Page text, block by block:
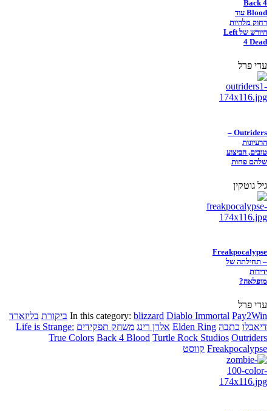
Back 4
Blood עוד
רחוק מלהיות
היורש של Left
4 Dead
עדי פרל
Outriders –
הרעיונות
טובים, הביצוע
שלהם פחות
גיל גוטקין
Freakpocalypse
– תחילתה של
ידידות
מופלאה?
עדי פרל
In this category: blizzard Diablo Immortal Pay2Win ביקורת בליזארד
דיאבלו כתבה Elden Ring אלדן רינג משחק תפקידים Life is Strange:
True Colors Back 4 Blood Turtle Rock Studios Outriders
Freakpocalypse קווסט